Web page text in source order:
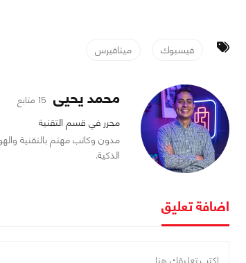
فيسبوك ميتافيرس
محمد يحيى 15 متابع
محرر في قسم التقنية
مدون وكاتب مهتم بالتقنية
الذكية.
اضافة تعليق